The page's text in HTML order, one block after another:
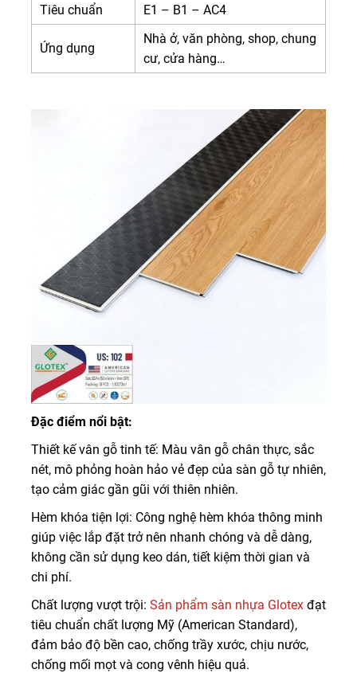
Tiêu chuẩn
E1 – B1 – AC4
Ứng dụng
Nhà ở, văn phòng, shop, chung
cư, cửa hàng…
Đặc điểm nổi bật:
Thiết kế vân gỗ tinh tế: Màu vân gỗ chân thực, sắc
nét, mô phỏng hoàn hảo vẻ đẹp của sàn gỗ tự nhiên,
tạo cảm giác gần gũi với thiên nhiên.
Hèm khóa tiện lợi: Công nghệ hèm khóa thông minh
giúp việc lắp đặt trở nên nhanh chóng và dễ dàng,
không cần sử dụng keo dán, tiết kiệm thời gian và
chi phí.
Chất lượng vượt trội: Sản phẩm sàn nhựa Glotex đạt
tiêu chuẩn chất lượng Mỹ (American Standard),
đảm bảo độ bền cao, chống trầy xước, chịu nước,
chống mối mọt và cong vênh hiệu quả.